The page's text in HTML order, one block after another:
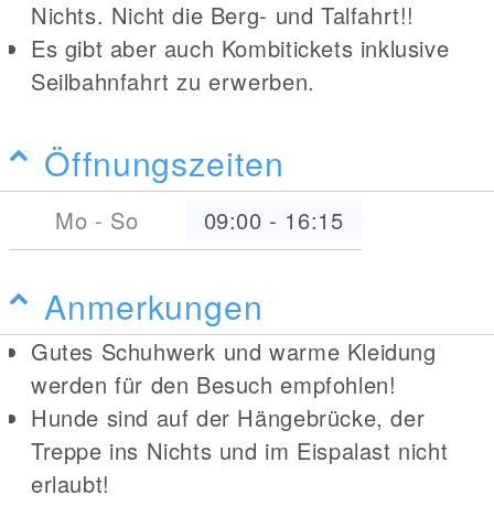
Nichts. Nicht die Berg- und Talfahrt!!
Es gibt aber auch Kombitickets inklusive
Seilbahnfahrt zu erwerben.
Öffnungszeiten
Mo - So 09:00 - 16:15
Anmerkungen
Gutes Schuhwerk und warme Kleidung
werden für den Besuch empfohlen!
Hunde sind auf der Hängebrücke, der
Treppe ins Nichts und im Eispalast nicht
erlaubt!